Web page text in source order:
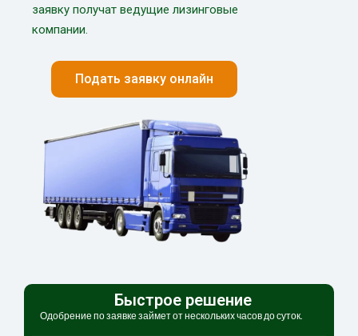
заявку получат ведущие лизинговые
компании.
Подать заявку онлайн
Быстрое решение
Одобрение по заявке займет от нескольких часов до суток.